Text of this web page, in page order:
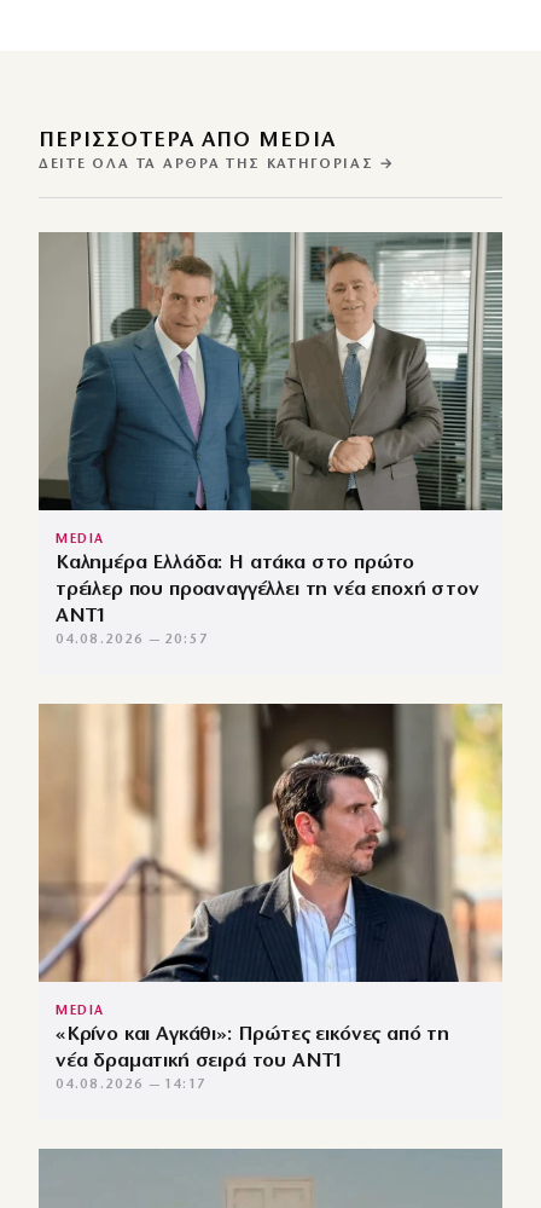
ΠΕΡΙΣΣΌΤΕΡΑ ΑΠΌ MEDIA
ΔΕΊΤΕ ΌΛΑ ΤΑ ΆΡΘΡΑ ΤΗΣ ΚΑΤΗΓΟΡΊΑΣ →
MEDIA
Καλημέρα Ελλάδα: Η ατάκα στο πρώτο
τρέιλερ που προαναγγέλλει τη νέα εποχή στον
ΑΝΤ1
04.08.2026 — 20:57
MEDIA
«Κρίνο και Αγκάθι»: Πρώτες εικόνες από τη
νέα δραματική σειρά του ANT1
04.08.2026 — 14:17